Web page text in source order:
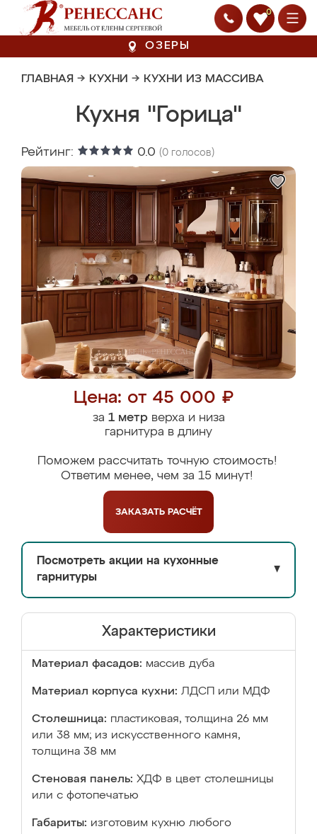
0
ОЗЕРЫ
ГЛАВНАЯ → КУХНИ → КУХНИ ИЗ МАССИВА
Кухня "Горица"
Рейтинг: 0.0 (0 голосов)
Цена: от 45 000 ₽
за 1 метрверха и низа
гарнитура в длину
Поможем рассчитать точную стоимость!
Ответим менее, чем за 15 минут!
ЗАКАЗАТЬ РАСЧЁТ
Посмотреть акции на кухонные
гарнитуры
▼
Характеристики
Материал фасадов: массив дуба
Материал корпуса кухни: ЛДСП или МДФ
Столешница: пластиковая, толщина 26 мм
или 38 мм; из искусственного камня,
толщина 38 мм
Стеновая панель: ХДФ в цвет столешницы
или с фотопечатью
Габариты: изготовим кухню любого